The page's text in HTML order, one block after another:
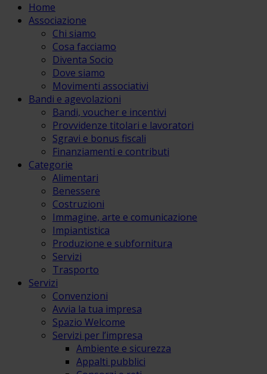
Home
Associazione
Chi siamo
Cosa facciamo
Diventa Socio
Dove siamo
Movimenti associativi
Bandi e agevolazioni
Bandi, voucher e incentivi
Provvidenze titolari e lavoratori
Sgravi e bonus fiscali
Finanziamenti e contributi
Categorie
Alimentari
Benessere
Costruzioni
Immagine, arte e comunicazione
Impiantistica
Produzione e subfornitura
Servizi
Trasporto
Servizi
Convenzioni
Avvia la tua impresa
Spazio Welcome
Servizi per l’impresa
Ambiente e sicurezza
Appalti pubblici